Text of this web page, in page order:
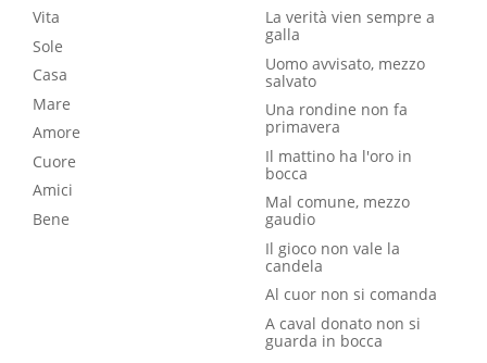
Vita
Sole
Casa
Mare
Amore
Cuore
Amici
Bene
La verità vien sempre a
galla
Uomo avvisato, mezzo
salvato
Una rondine non fa
primavera
Il mattino ha l'oro in
bocca
Mal comune, mezzo
gaudio
Il gioco non vale la
candela
Al cuor non si comanda
A caval donato non si
guarda in bocca